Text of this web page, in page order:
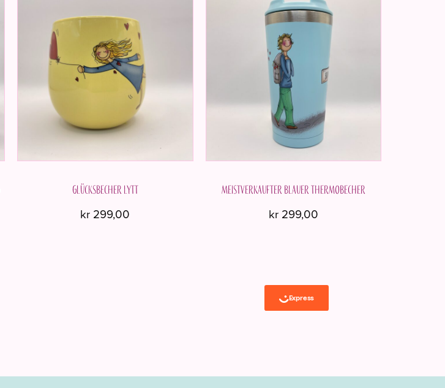
Glücksbecher LYTT
kr 299,00
Meistverkaufter blauer Thermobecher
kr299,00